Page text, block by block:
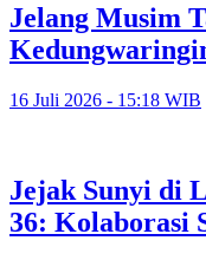
Jelang Musim
16 Juli 2026 - 15:18 WIB
Jejak Sunyi di
36: Kolaborasi